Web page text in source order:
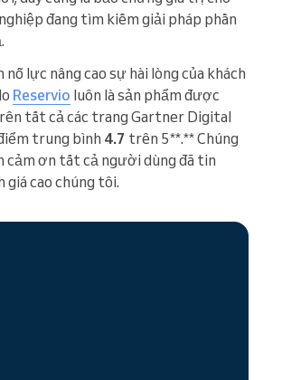
đang tìm kiếm giải pháp phần
nỗ lực nâng cao sự hài lòng của khách
Reservio luôn là sản phẩm được
tất cả các trang Gartner Digital
trung bình 4.7 trên 5**.** Chúng
cảm ơn tất cả người dùng đã tin
giá cao chúng tôi.